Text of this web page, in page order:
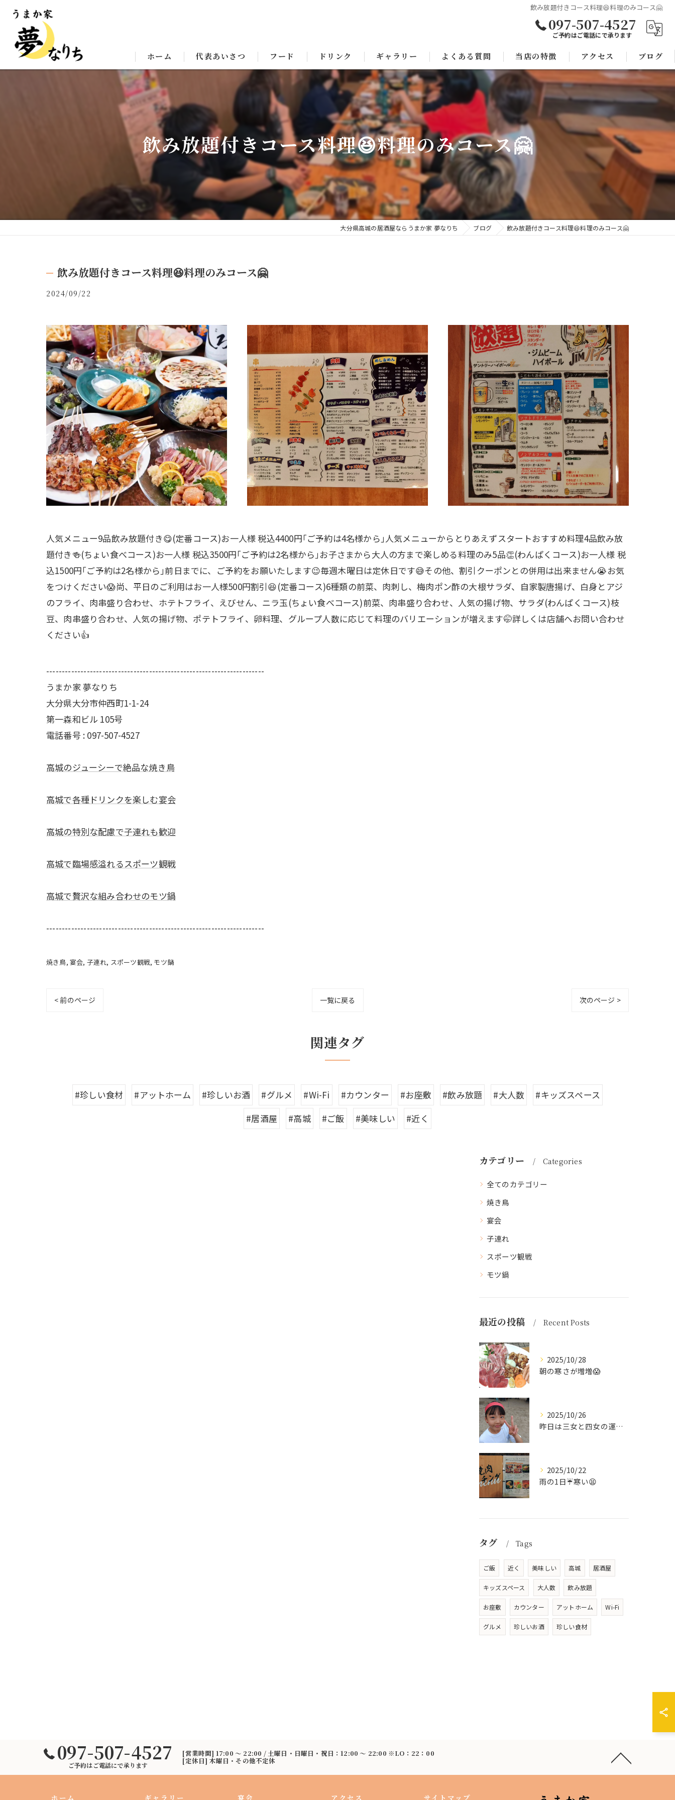
飲み放題付きコース料理😆料理のみコース🤗
097-507-4527
ご予約はご電話にで承ります
ホーム 代表あいさつ フード ドリンク ギャラリー よくある質問 当店の特徴
焼き鳥
宴会
子連れ
スポーツ観戦
モツ鍋
アクセス ブログ
コラム
飲み放題付きコース料理😆料理のみコース🤗
大分県高城の居酒屋ならうまか家 夢なりち ブログ 飲み放題付きコース料理😆料理のみコース🤗
飲み放題付きコース料理😆料理のみコース🤗
2024/09/22
人気メニュー9品飲み放題付き😋(定番コース)お一人様 税込4400円｢ご予約は4名様から｣人気メニューからとりあえずスタートおすすめ料理4品飲み放
題付き🍻(ちょい食べコース)お一人様 税込3500円｢ご予約は2名様から｣お子さまから大人の方まで楽しめる料理のみ5品👏(わんぱくコース)お一人様 税
込1500円｢ご予約は2名様から｣前日までに、ご予約をお願いたします😉毎週木曜日は定休日です😅その他、割引クーポンとの併用は出来ません😭お気
をつけください😱尚、平日のご利用はお一人様500円割引😆(定番コース)6種類の前菜、肉刺し、梅肉ポン酢の大根サラダ、自家製唐揚げ、白身とアジ
のフライ、肉串盛り合わせ、ホテトフライ、えびせん、ニラ玉(ちょい食べコース)前菜、肉串盛り合わせ、人気の揚げ物、サラダ(わんぱくコース)枝
豆、肉串盛り合わせ、人気の揚げ物、ポテトフライ、卵料理、グループ人数に応じて料理のバリエーションが増えます🤭詳しくは店舗へお問い合わせ
ください👍
----------------------------------------------------------------------
うまか家 夢なりち
大分県大分市仲西町1-1-24
第一森和ビル 105号
電話番号 : 097-507-4527
高城のジューシーで絶品な焼き鳥
高城で各種ドリンクを楽しむ宴会
高城の特別な配慮で子連れも歓迎
高城で臨場感溢れるスポーツ観戦
高城で贅沢な組み合わせのモツ鍋
----------------------------------------------------------------------
焼き鳥 宴会 子連れ スポーツ観戦 モツ鍋
< 前のページ 一覧に戻る 次のページ >
関連タグ
#珍しい食材 #アットホーム #珍しいお酒 #グルメ #Wi-Fi #カウンター #お座敷 #飲み放題 #大人数
#キッズスペース
#居酒屋
#高城 #ご飯 #美味しい #近く
カテゴリー Categories
全てのカテゴリー
焼き鳥
宴会
子連れ
スポーツ観戦
モツ鍋
最近の投稿 Recent Posts
2025/10/28
朝の寒さが増増😱
2025/10/26
昨日は三女と四女の運動会🥰
2025/10/22
雨の1日☔寒い😫
タグ Tags
ご飯 近く 美味しい 高城 居酒屋
キッズスペース 大人数 飲み放題
お座敷 カウンター アットホーム Wi-Fi
グルメ 珍しいお酒 珍しい食材
097-507-4527
ご予約はご電話にで承ります
[営業時間] 17:00 〜 22:00 / 土曜日・日曜日・祝日：12:00 〜 22:00 ※LO：22：00
[定休日] 木曜日・その他不定休
ホーム ギャラリー 宴会 アクセス サイトマップ